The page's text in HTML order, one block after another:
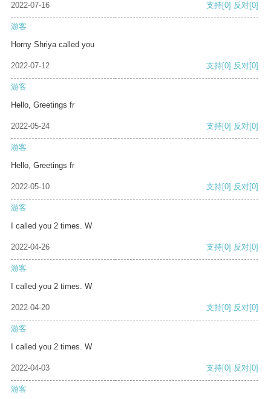
2022-07-16 支持[0] 反对[0]
游客
Horny Shriya called you
2022-07-12 支持[0] 反对[0]
游客
Hello, Greetings fr
2022-05-24 支持[0] 反对[0]
游客
Hello, Greetings fr
2022-05-10 支持[0] 反对[0]
游客
I called you 2 times. W
2022-04-26 支持[0] 反对[0]
游客
I called you 2 times. W
2022-04-20 支持[0] 反对[0]
游客
I called you 2 times. W
2022-04-03 支持[0] 反对[0]
游客